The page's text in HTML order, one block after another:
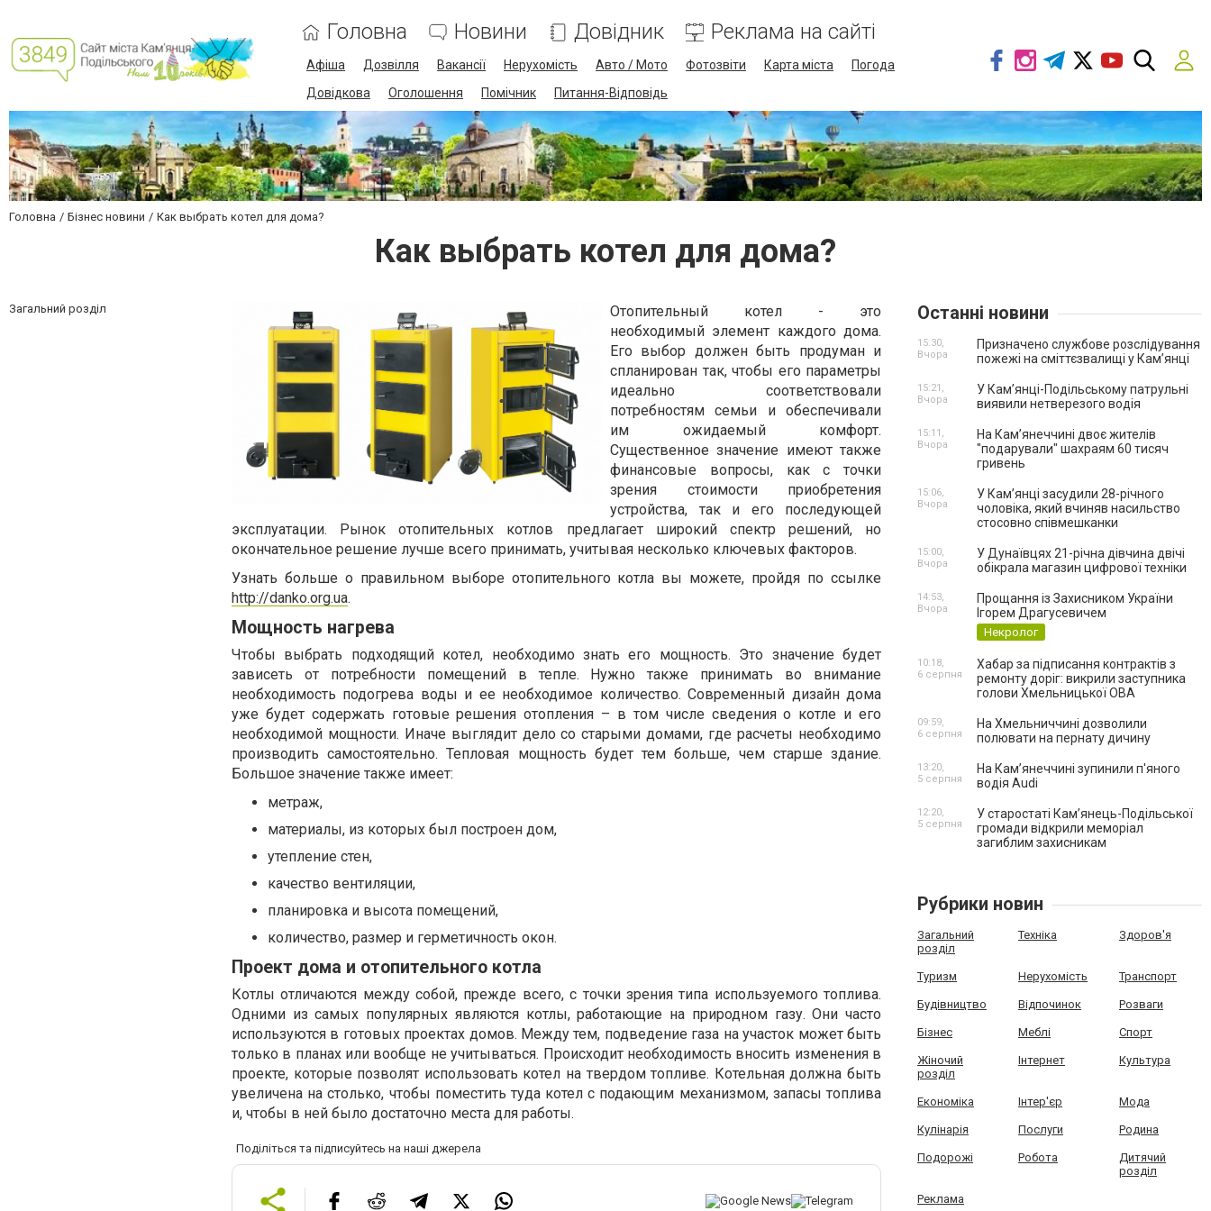
Головна Новини Довідник Реклама на сайті
Афіша Дозвілля Вакансії Нерухомість Авто / Мото Фотозвіти Карта міста
Погода
Довідкова
Оголошення Помічник Питання-Відповідь
Головна Бізнес новини Как выбрать котел для дома?
Как выбрать котел для дома?
Загальний розділ
Отопительный котел - это
необходимый элемент каждого дома.
Его выбор должен быть продуман и
спланирован так, чтобы его параметры
идеально соответствовали
потребностям семьи и обеспечивали
им ожидаемый комфорт.
Существенное значение имеют также
финансовые вопросы, как с точки
зрения стоимости приобретения
устройства, так и его последующей
эксплуатации. Рынок отопительных котлов предлагает широкий спектр решений, но
окончательное решение лучше всего принимать, учитывая несколько ключевых факторов.
Узнать больше о правильном выборе отопительного котла вы можете, пройдя по ссылке
http://danko.org.ua.
Мощность нагрева
Чтобы выбрать подходящий котел, необходимо знать его мощность. Это значение будет
зависеть от потребности помещений в тепле. Нужно также принимать во внимание
необходимость подогрева воды и ее необходимое количество. Современный дизайн дома
уже будет содержать готовые решения отопления – в том числе сведения о котле и его
необходимой мощности. Иначе выглядит дело со старыми домами, где расчеты необходимо
производить самостоятельно. Тепловая мощность будет тем больше, чем старше здание.
Большое значение также имеет:
метраж,
материалы, из которых был построен дом,
утепление стен,
качество вентиляции,
планировка и высота помещений,
количество, размер и герметичность окон.
Проект дома и отопительного котла
Котлы отличаются между собой, прежде всего, с точки зрения типа используемого топлива.
Одними из самых популярных являются котлы, работающие на природном газу. Они часто
используются в готовых проектах домов. Между тем, подведение газа на участок может быть
только в планах или вообще не учитываться. Происходит необходимость вносить изменения в
проекте, которые позволят использовать котел на твердом топливе. Котельная должна быть
увеличена на столько, чтобы поместить туда котел с подающим механизмом, запасы топлива
и, чтобы в ней было достаточно места для работы.
Поділіться та підписуйтесь на наші джерела
Останні новини
Призначено службове розслідування
пожежі на сміттєзвалищі у Кам’янці
15:30,
Вчора
У Кам’янці-Подільському патрульні
виявили нетверезого водія
15:21,
Вчора
На Камʼянеччині двоє жителів
"подарували" шахраям 60 тисяч
гривень
15:11,
Вчора
У Камʼянці засудили 28-річного
чоловіка, який вчиняв насильство
стосовно співмешканки
15:06,
Вчора
У Дунаївцях 21-річна дівчина двічі
обікрала магазин цифрової техніки
15:00,
Вчора
Прощання із Захисником України
Ігорем Драгусевичем
Некролог
14:53,
Вчора
Хабар за підписання контрактів з
ремонту доріг: викрили заступника
голови Хмельницької ОВА
10:18,
6 серпня
На Хмельниччині дозволили
полювати на пернату дичину
09:59,
6 серпня
На Камʼянеччині зупинили п'яного
водія Audi
13:20,
5 серпня
У старостаті Кам’янець-Подільської
громади відкрили меморіал
загиблим захисникам
12:20,
5 серпня
Рубрики новин
Загальний
розділ
Техніка Здоров'я
Туризм Нерухомість Транспорт
Будівництво Відпочинок Розваги
Бізнес Меблі Спорт
Жіночий
розділ
Інтернет Культура
Економіка Інтер'єр Мода
Кулінарія Послуги Родина
Подорожі Робота
Дитячий
розділ
Реклама